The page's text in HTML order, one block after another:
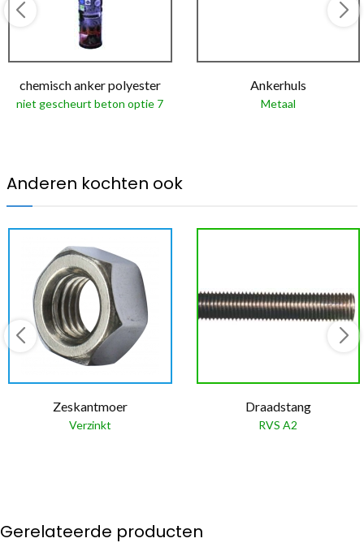
chemisch anker polyester
niet gescheurt beton optie 7
Ankerhuls
Metaal
Anderen kochten ook
Zeskantmoer
Verzinkt
Draadstang
RVS A2
Gerelateerde producten